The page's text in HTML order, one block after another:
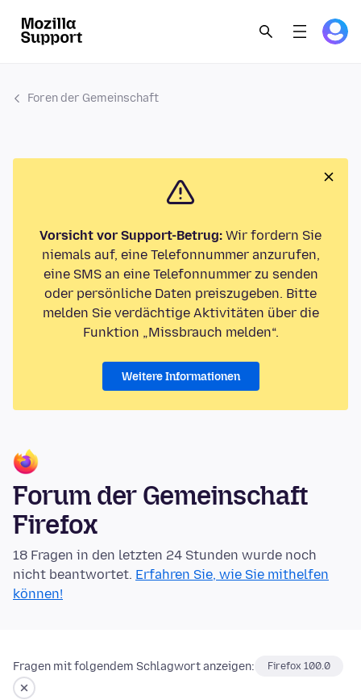
Foren der Gemeinschaft
Vorsicht vor Support-Betrug: Wir fordern Sie
niemals auf, eine Telefonnummer anzurufen,
eine SMS an eine Telefonnummer zu senden
oder persönliche Daten preiszugeben. Bitte
melden Sie verdächtige Aktivitäten über die
Funktion „Missbrauch melden“.
Weitere Informationen
Forum der Gemeinschaft
Firefox
18 Fragen in den letzten 24 Stunden wurde noch
nicht beantwortet. Erfahren Sie, wie Sie mithelfen
können!
Fragen mit folgendem Schlagwort anzeigen: Firefox 100.0